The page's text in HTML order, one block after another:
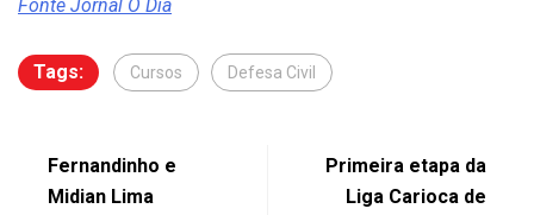
Fonte Jornal O Dia
Tags: Cursos Defesa Civil
Fernandinho e
Midian Lima
Primeira etapa da
Liga Carioca de